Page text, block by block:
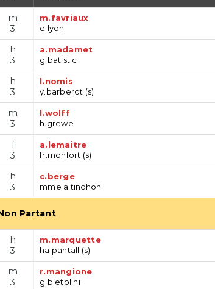
m
3
m.favriaux
e.lyon
h
3
a.madamet
g.batistic
h
3
l.nomis
y.barberot (s)
m
3
l.wolff
h.grewe
f
3
a.lemaitre
fr.monfort (s)
h
3
c.berge
mme a.tinchon
Partant
h
3
m.marquette
ha.pantall (s)
m
3
r.mangione
g.bietolini